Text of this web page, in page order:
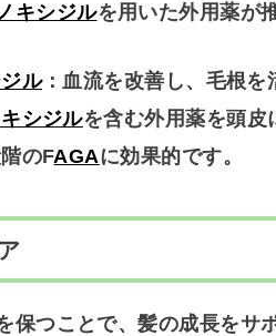
キシジルを用いた外用薬が
ル：血流を改善し、毛根を
シジルを含む外用薬を頭皮
のFAGAに効果的です。
保つことで、髪の成長をサ